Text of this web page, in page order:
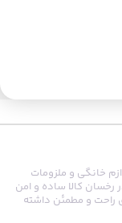
خانگی و ملزومات
رخسان کالا ساده و امن
راحت و مطمئن داشته